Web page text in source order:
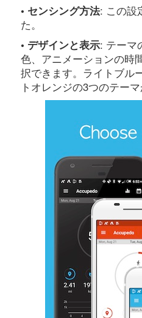
• センシング方法: この設
た。
• デザインと表示: テーマ
色、アニメーションの時
択できます。ライトブル
トオレンジの3つのテー